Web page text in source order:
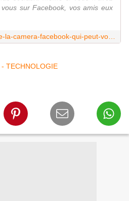
sur Facebook, vos amis eux
TECHNOLOGIE